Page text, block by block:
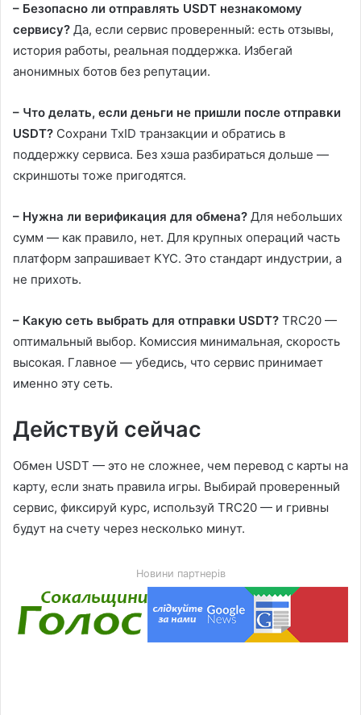
– Безопасно ли отправлять USDT незнакомому
сервису? Да, если сервис проверенный: есть отзывы,
история работы, реальная поддержка. Избегай
анонимных ботов без репутации.
– Что делать, если деньги не пришли после отправки
USDT? Сохрани TxID транзакции и обратись в
поддержку сервиса. Без хэша разбираться дольше —
скриншоты тоже пригодятся.
– Нужна ли верификация для обмена? Для небольших
сумм — как правило, нет. Для крупных операций часть
платформ запрашивает KYC. Это стандарт индустрии, а
не прихоть.
– Какую сеть выбрать для отправки USDT? TRC20 —
оптимальный выбор. Комиссия минимальная, скорость
высокая. Главное — убедись, что сервис принимает
именно эту сеть.
Действуй сейчас
Обмен USDT — это не сложнее, чем перевод с карты на
карту, если знать правила игры. Выбирай проверенный
сервис, фиксируй курс, используй TRC20 — и гривны
будут на счету через несколько минут.
Новини партнерів